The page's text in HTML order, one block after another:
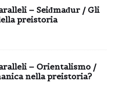
– Seiđmađur / Gli
preistoria
– Orientalismo /
nella preistoria?